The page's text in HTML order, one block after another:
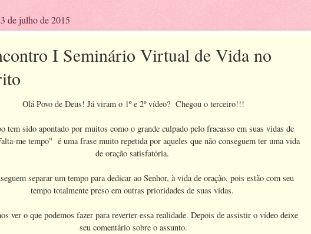
de julho de 2015
I Seminário Virtual de Vida no
Olá Povo de Deus! Já viram o 1º e 2º vídeo? Chegou o terceiro!!!
tem sido apontado por muitos como o grande culpado pelo fracasso em suas vidas de
me tempo" é uma frase muito repetida por aqueles que não conseguem ter uma vida
de oração satisfatória.
separar um tempo para dedicar ao Senhor, à vida de oração, pois estão com seu
tempo totalmente preso em outras prioridades de suas vidas.
ver o que podemos fazer para reverter essa realidade. Depois de assistir o vídeo deixe
seu comentário sobre o assunto.